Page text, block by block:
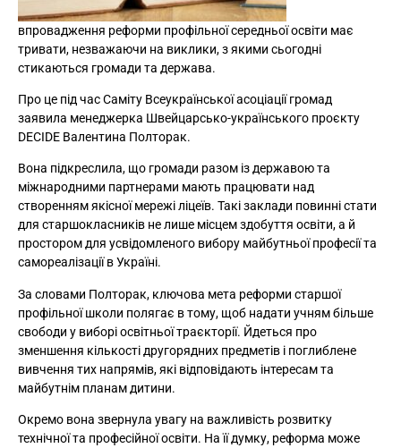
впровадження реформи профільної середньої освіти має
тривати, незважаючи на виклики, з якими сьогодні
стикаються громади та держава.
Про це під час Саміту Всеукраїнської асоціації громад
заявила менеджерка Швейцарсько-українського проєкту
DECIDE Валентина Полторак.
Вона підкреслила, що громади разом із державою та
міжнародними партнерами мають працювати над
створенням якісної мережі ліцеїв. Такі заклади повинні стати
для старшокласників не лише місцем здобуття освіти, а й
простором для усвідомленого вибору майбутньої професії та
самореалізації в Україні.
За словами Полторак, ключова мета реформи старшої
профільної школи полягає в тому, щоб надати учням більше
свободи у виборі освітньої траєкторії. Йдеться про
зменшення кількості другорядних предметів і поглиблене
вивчення тих напрямів, які відповідають інтересам та
майбутнім планам дитини.
Окремо вона звернула увагу на важливість розвитку
технічної та професійної освіти. На її думку, реформа може